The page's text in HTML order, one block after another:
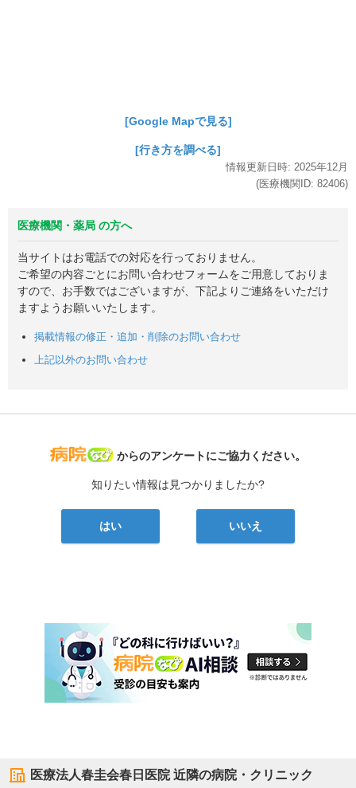
[Google Mapで見る]
[行き方を調べる]
情報更新日時: 2025年12月
(医療機関ID: 82406)
医療機関・薬局 の方へ
当サイトはお電話での対応を行っておりません。
ご希望の内容ごとにお問い合わせフォームをご用意しておりま
すので、お手数ではございますが、下記よりご連絡をいただけ
ますようお願いいたします。
掲載情報の修正・追加・削除のお問い合わせ
上記以外のお問い合わせ
病院なび
からのアンケートにご協力ください。
知りたい情報は見つかりましたか?
はい いいえ
医療法人春圭会春日医院近隣の病院・クリニック